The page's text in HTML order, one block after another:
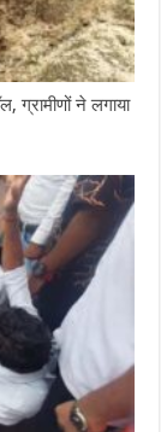
ग्रामीणों ने लगाया